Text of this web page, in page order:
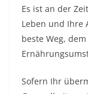
Es ist an der
Leben und Ihre
beste Weg,
Sofern Ihr